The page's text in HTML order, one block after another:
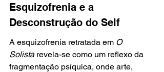
Esquizofrenia e a
Desconstrução do Self
A esquizofrenia retratada em O
Solista revela-se como um reflexo da
fragmentação psíquica, onde arte,